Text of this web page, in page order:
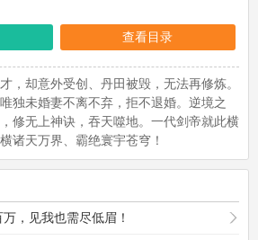
查看目录
，却意外受创、丹田被毁，无法再修炼。
独未婚妻不离不弃，拒不退婚。逆境之
修无上神诀，吞天噬地。一代剑帝就此横
诸天万界、霸绝寰宇苍穹！
，见我也需尽低眉！